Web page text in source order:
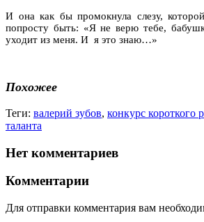
И она как бы промокнула слезу,
попросту быть: «Я не верю тебе,
уходит из меня. И я это знаю…»
Похожее
Теги: валерий зубов, конкурс короткого
таланта
Нет комментариев
Комментарии
Для отправки комментария вам